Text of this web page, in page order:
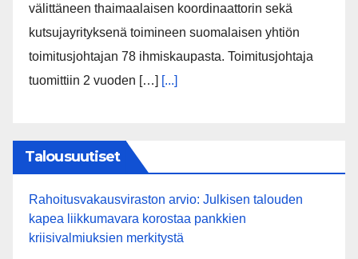
välittäneen thaimaalaisen koordinaattorin sekä
kutsujayrityksenä toimineen suomalaisen yhtiön
toimitusjohtajan 78 ihmiskaupasta. Toimitusjohtaja
tuomittiin 2 vuoden […] [...]
Talousuutiset
Rahoitusvakausviraston arvio: Julkisen talouden
kapea liikkumavara korostaa pankkien
kriisivalmiuksien merkitystä